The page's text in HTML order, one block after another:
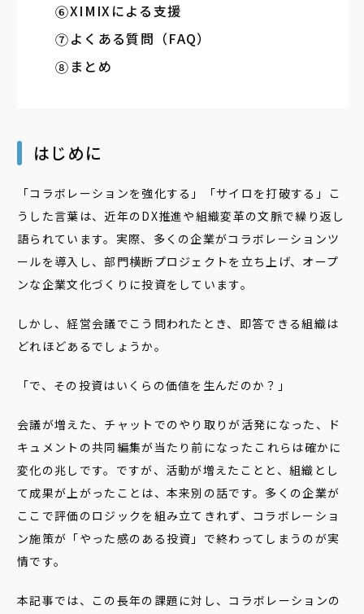
XIMIXによる支援
よくある質問（FAQ）
まとめ
はじめに
「コラボレーションを強化する」「サイロを打破する」――こ
うした言葉は、近年のDX推進や組織変革の文脈で繰り返し
語られています。実際、多くの企業がコラボレーションツ
ールを導入し、部門横断プロジェクトを立ち上げ、オープ
ンな企業文化づくりに投資をしています。
しかし、経営会議でこう問われたとき、即答できる組織は
どれほどあるでしょうか。
「で、その投資はいくらの価値を生んだのか？」
会議が増えた、チャットでのやり取りが活発になった、ド
キュメントの共同編集が当たり前になった――これらは確かに
変化の兆しです。ですが、活動が増えたことと、組織とし
て成果が上がったことは、本来別の話です。多くの企業が
ここで評価のロジックを組み立てきれず、コラボレーショ
ン施策が「やった感のある投資」で終わってしまうのが実
情です。
本記事では、この長年の課題に対し、コラボレーションの